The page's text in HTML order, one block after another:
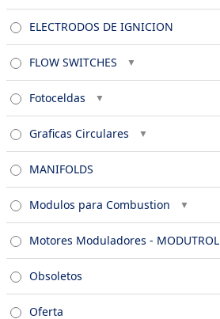
ELECTRODOS DE IGNICION
FLOW SWITCHES
Fotoceldas
Graficas Circulares
MANIFOLDS
Modulos para Combustion
Motores Moduladores - MODUTROL
Obsoletos
Oferta